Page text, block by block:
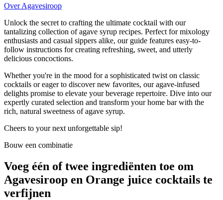
Over Agavesiroop
Unlock the secret to crafting the ultimate cocktail with our
tantalizing collection of agave syrup recipes. Perfect for mixology
enthusiasts and casual sippers alike, our guide features easy-to-
follow instructions for creating refreshing, sweet, and utterly
delicious concoctions.
Whether you're in the mood for a sophisticated twist on classic
cocktails or eager to discover new favorites, our agave-infused
delights promise to elevate your beverage repertoire. Dive into our
expertly curated selection and transform your home bar with the
rich, natural sweetness of agave syrup.
Cheers to your next unforgettable sip!
Bouw een combinatie
Voeg één of twee ingrediënten toe om
Agavesiroop en Orange juice cocktails te
verfijnen